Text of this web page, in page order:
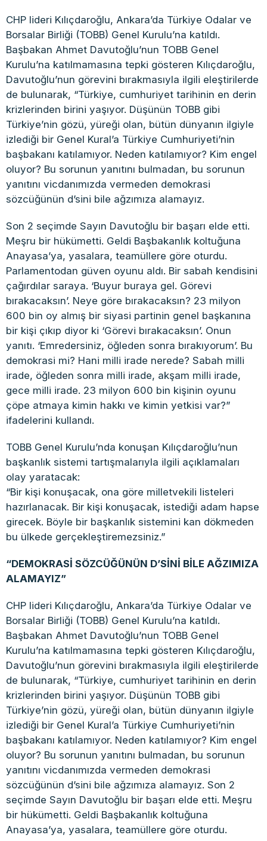
CHP lideri Kılıçdaroğlu, Ankara’da Türkiye Odalar ve
Borsalar Birliği (TOBB) Genel Kurulu’na katıldı.
Başbakan Ahmet Davutoğlu’nun TOBB Genel
Kurulu’na katılmamasına tepki gösteren Kılıçdaroğlu,
Davutoğlu’nun görevini bırakmasıyla ilgili eleştirilerde
de bulunarak, “Türkiye, cumhuriyet tarihinin en derin
krizlerinden birini yaşıyor. Düşünün TOBB gibi
Türkiye’nin gözü, yüreği olan, bütün dünyanın ilgiyle
izlediği bir Genel Kural’a Türkiye Cumhuriyeti’nin
başbakanı katılamıyor. Neden katılamıyor? Kim engel
oluyor? Bu sorunun yanıtını bulmadan, bu sorunun
yanıtını vicdanımızda vermeden demokrasi
sözcüğünün d’sini bile ağzımıza alamayız.
Son 2 seçimde Sayın Davutoğlu bir başarı elde etti.
Meşru bir hükümetti. Geldi Başbakanlık koltuğuna
Anayasa’ya, yasalara, teamüllere göre oturdu.
Parlamentodan güven oyunu aldı. Bir sabah kendisini
çağırdılar saraya. ‘Buyur buraya gel. Görevi
bırakacaksın’. Neye göre bırakacaksın? 23 milyon
600 bin oy almış bir siyasi partinin genel başkanına
bir kişi çıkıp diyor ki ‘Görevi bırakacaksın’. Onun
yanıtı. ‘Emredersiniz, öğleden sonra bırakıyorum’. Bu
demokrasi mi? Hani milli irade nerede? Sabah milli
irade, öğleden sonra milli irade, akşam milli irade,
gece milli irade. 23 milyon 600 bin kişinin oyunu
çöpe atmaya kimin hakkı ve kimin yetkisi var?”
ifadelerini kullandı.
TOBB Genel Kurulu’nda konuşan Kılıçdaroğlu’nun
başkanlık sistemi tartışmalarıyla ilgili açıklamaları
olay yaratacak:
“Bir kişi konuşacak, ona göre milletvekili listeleri
hazırlanacak. Bir kişi konuşacak, istediği adam hapse
girecek. Böyle bir başkanlık sistemini kan dökmeden
bu ülkede gerçekleştiremezsiniz.”
“DEMOKRASİ SÖZCÜĞÜNÜN D’SİNİ BİLE AĞZIMIZA
ALAMAYIZ”
CHP lideri Kılıçdaroğlu, Ankara’da Türkiye Odalar ve
Borsalar Birliği (TOBB) Genel Kurulu’na katıldı.
Başbakan Ahmet Davutoğlu’nun TOBB Genel
Kurulu’na katılmamasına tepki gösteren Kılıçdaroğlu,
Davutoğlu’nun görevini bırakmasıyla ilgili eleştirilerde
de bulunarak, “Türkiye, cumhuriyet tarihinin en derin
krizlerinden birini yaşıyor. Düşünün TOBB gibi
Türkiye’nin gözü, yüreği olan, bütün dünyanın ilgiyle
izlediği bir Genel Kural’a Türkiye Cumhuriyeti’nin
başbakanı katılamıyor. Neden katılamıyor? Kim engel
oluyor? Bu sorunun yanıtını bulmadan, bu sorunun
yanıtını vicdanımızda vermeden demokrasi
sözcüğünün d’sini bile ağzımıza alamayız. Son 2
seçimde Sayın Davutoğlu bir başarı elde etti. Meşru
bir hükümetti. Geldi Başbakanlık koltuğuna
Anayasa’ya, yasalara, teamüllere göre oturdu.